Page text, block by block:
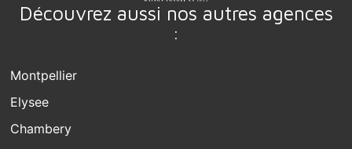
Découvrez aussi nos autres agences
:
Montpellier
Elysee
Chambery